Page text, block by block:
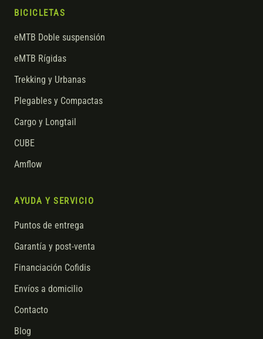
BICICLETAS
eMTB Doble suspensión
eMTB Rígidas
Trekking y Urbanas
Plegables y Compactas
Cargo y Longtail
CUBE
Amflow
AYUDA Y SERVICIO
Puntos de entrega
Garantía y post-venta
Financiación Cofidis
Envíos a domicilio
Contacto
Blog